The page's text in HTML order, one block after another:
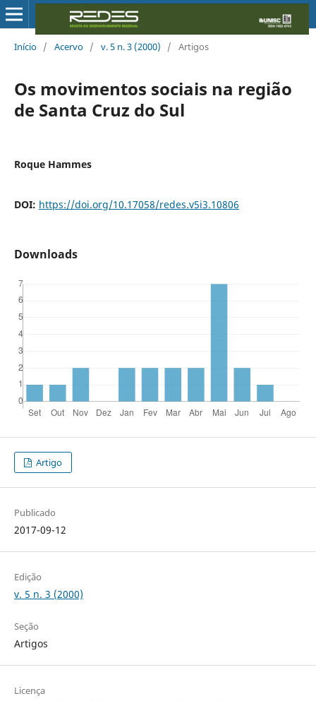
Início / Acervo / v. 5 n. 3 (2000) / Artigos
Os movimentos sociais na região
de Santa Cruz do Sul
Roque Hammes
DOI: https://doi.org/10.17058/redes.v5i3.10806
Downloads
Artigo
Publicado
2017-09-12
Edição
v. 5 n. 3 (2000)
Seção
Artigos
Licença